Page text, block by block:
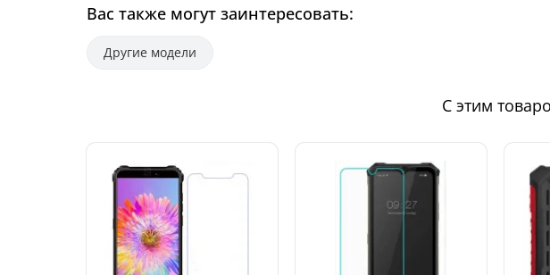
Вас также могут заинтересовать:
Другие модели
С этим